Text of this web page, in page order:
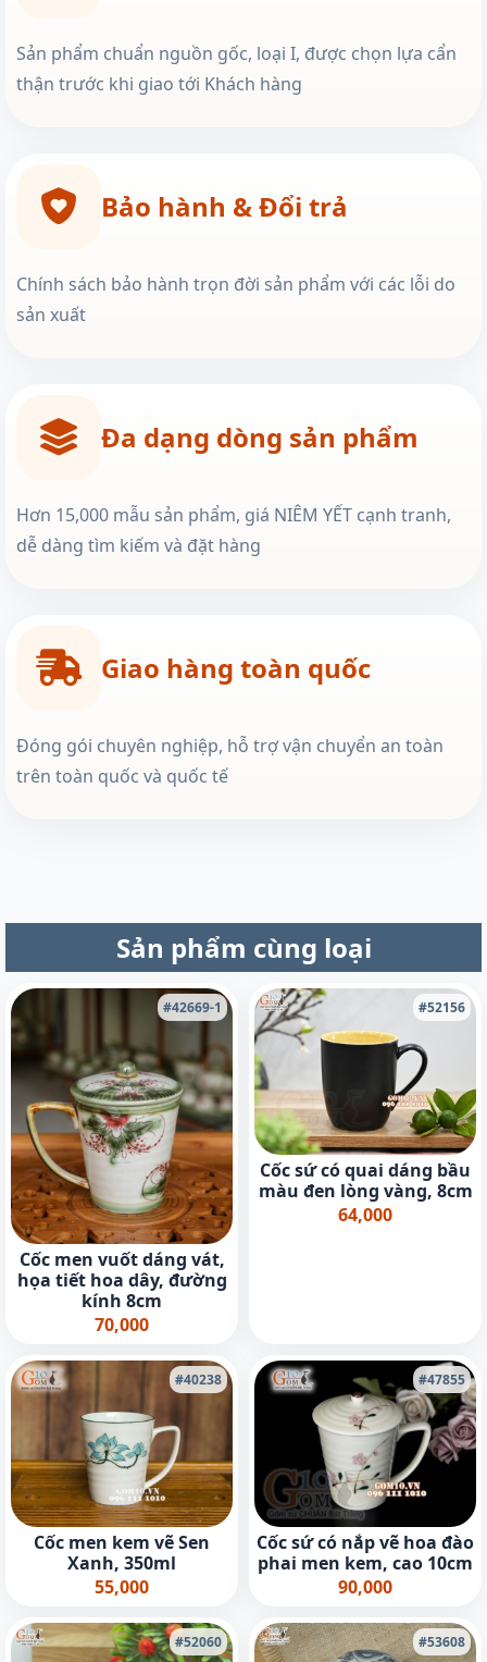
Sản phẩm chuẩn nguồn gốc, loại I, được chọn lựa cẩn
thận trước khi giao tới Khách hàng
Bảo hành & Đổi trả
Chính sách bảo hành trọn đời sản phẩm với các lỗi do
sản xuất
Đa dạng dòng sản phẩm
Hơn 15,000 mẫu sản phẩm, giá NIÊM YẾT cạnh tranh,
dễ dàng tìm kiếm và đặt hàng
Giao hàng toàn quốc
Đóng gói chuyên nghiệp, hỗ trợ vận chuyển an toàn
trên toàn quốc và quốc tế
Sản phẩm cùng loại
#42669-1
Cốc men vuốt dáng vát,
họa tiết hoa dây, đường
kính 8cm
70,000
#52156
Cốc sứ có quai dáng bầu
màu đen lòng vàng, 8cm
64,000
#40238
Cốc men kem vẽ Sen
Xanh, 350ml
55,000
#47855
Cốc sứ có nắp vẽ hoa đào
phai men kem, cao 10cm
90,000
#52060 #53608